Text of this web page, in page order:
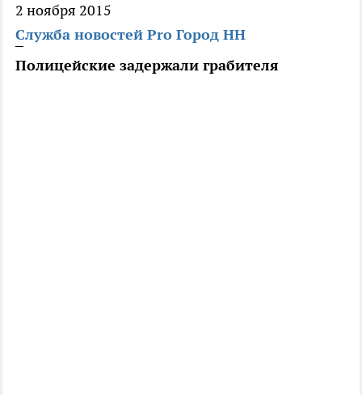
2 ноября 2015
Служба новостей Pro Город НН
Полицейские задержали грабителя